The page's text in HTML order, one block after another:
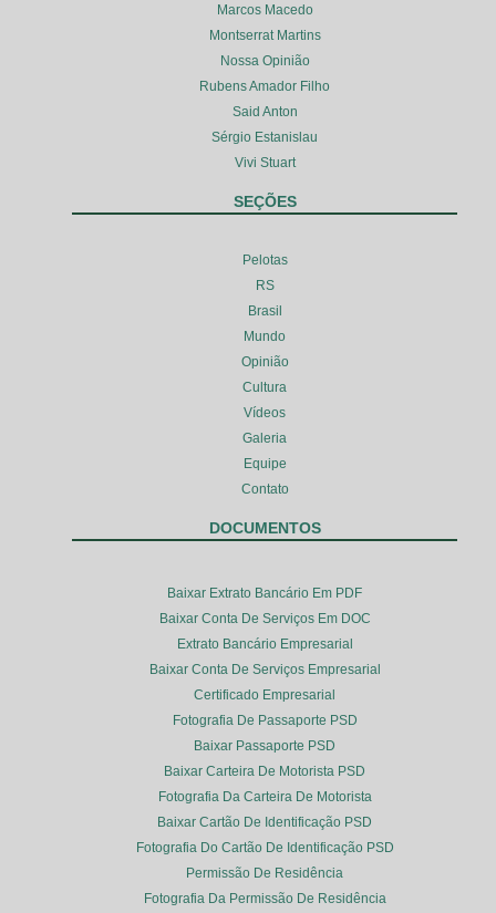
Marcos Macedo
Montserrat Martins
Nossa Opinião
Rubens Amador Filho
Said Anton
Sérgio Estanislau
Vivi Stuart
SEÇÕES
Pelotas
RS
Brasil
Mundo
Opinião
Cultura
Vídeos
Galeria
Equipe
Contato
DOCUMENTOS
Baixar Extrato Bancário Em PDF
Baixar Conta De Serviços Em DOC
Extrato Bancário Empresarial
Baixar Conta De Serviços Empresarial
Certificado Empresarial
Fotografia De Passaporte PSD
Baixar Passaporte PSD
Baixar Carteira De Motorista PSD
Fotografia Da Carteira De Motorista
Baixar Cartão De Identificação PSD
Fotografia Do Cartão De Identificação PSD
Permissão De Residência
Fotografia Da Permissão De Residência